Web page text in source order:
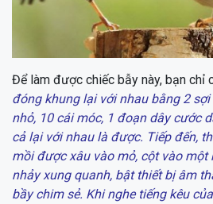
Để làm được chiếc bẫy này, bạn chỉ
đóng khung lại với nhau bằng 2
nhỏ, 10 cái móc, 1 đoạn dây cước
cả lại với nhau là được. Tiếp đến,
mồi được xâu vào mỏ, cột vào một
nhảy xung quanh, bật thiết bị âm
bầy chim sẻ. Khi nghe tiếng kêu